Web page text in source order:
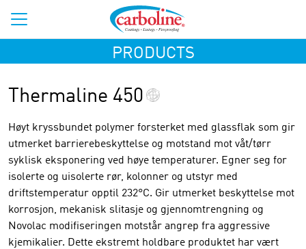
PRODUCTS
Thermaline 450
Høyt kryssbundet polymer forsterket med glassflak som gir
utmerket barrierebeskyttelse og motstand mot våt/tørr
syklisk eksponering ved høye temperaturer. Egner seg for
isolerte og uisolerte rør, kolonner og utstyr med
driftstemperatur opptil 232°C. Gir utmerket beskyttelse mot
korrosjon, mekanisk slitasje og gjennomtrengning og
Novolac modifiseringen motstår angrep fra aggressive
kjemikalier. Dette ekstremt holdbare produktet har vært